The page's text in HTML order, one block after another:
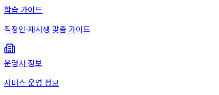
학습 가이드
직장인·재시생 맞춤 가이드
운영사 정보
서비스 운영 정보